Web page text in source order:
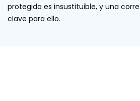
protegido es insustituible, y una
clave para ello.